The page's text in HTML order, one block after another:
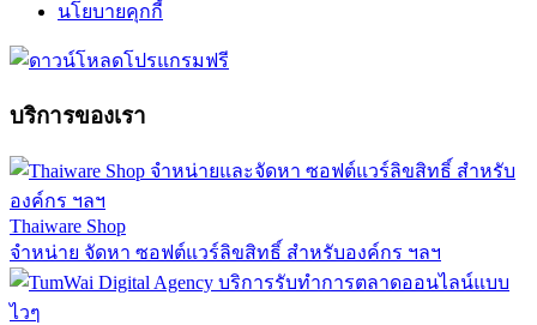
นโยบายคุกกี้
บริการของเรา
Thaiware Shop
จำหน่าย จัดหา ซอฟต์แวร์ลิขสิทธิ์ สำหรับองค์กร ฯลฯ